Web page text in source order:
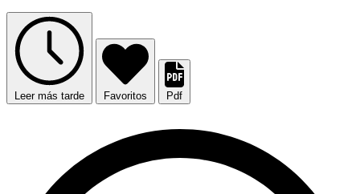
Leer más tarde Favoritos Pdf